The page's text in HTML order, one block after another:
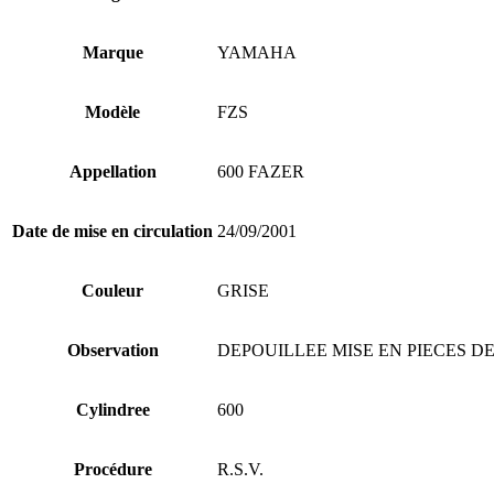
Marque YAMAHA
Modèle FZS
Appellation 600 FAZER
Date de mise en circulation 24/09/2001
Couleur GRISE
Observation DEPOUILLEE MISE EN PIECES
Cylindree 600
Procédure R.S.V.